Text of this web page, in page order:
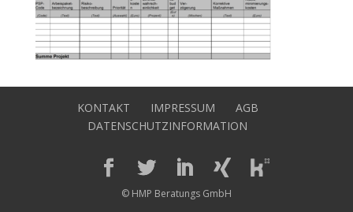
KONTAKT IMPRESSUM
AGB
DATENSCHUTZINFORMATION
© HMP Beratungs GmbH